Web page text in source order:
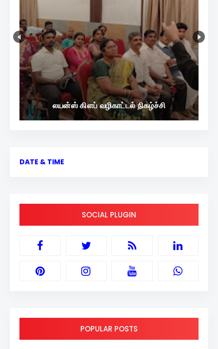
லயன்ஸ் கிளப் வழிகாட்டல் நிகழ்ச்சி
DATE & TIME
SOCIAL PLUGIN
POPULAR POSTS